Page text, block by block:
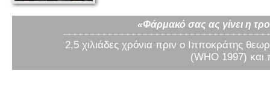
«Φάρμακό σας ας γίνει η
2,5 χιλιάδες χρόνια πριν ο Ιπποκράτης
(WHO 1997) και